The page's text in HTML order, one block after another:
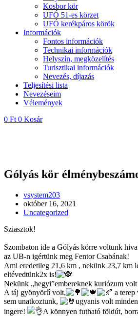
Kosbor kör
UFÓ 51-es körzet
UFÓ kerékpáros körök
Információk
Fontos információk
Technikai információk
Helyszín, megközelítés
Turisztikai információk
Nevezés, díjazás
Teljesítési lista
Nevezéseim
Vélemények
0 Ft 0 Kosár
Gólyás kör
Post
author:
vsystem203
Post
published:
október 16, 2021
Post
Uncategorized
Sziasztok!
Szombaton ide a Gólyás körre voltunk
az UB-n igértünk meg Fentor Csabának!
Ami eredetileg 21,6 km , nekünk 23,7 km
eltévedtünk2x is!
Nekünk „hegyi”embereknek kuriózum
A táj gyönyörű volt,
a terep
sem unatkoztunk,
ugyanis volt
ingere!
A könnyen futható földút,